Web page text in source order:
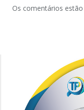
Os comentários